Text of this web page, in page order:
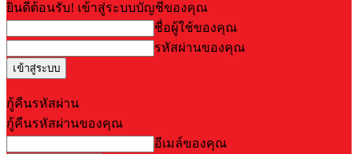
ยินดีต้อนรับ! เข้าสู่ระบบบัญชีของคุณ
ชื่อผู้ใช้ของคุณ
รหัสผ่านของคุณ
กู้คืนรหัสผ่าน
กู้คืนรหัสผ่านของคุณ
อีเมล์ของคุณ